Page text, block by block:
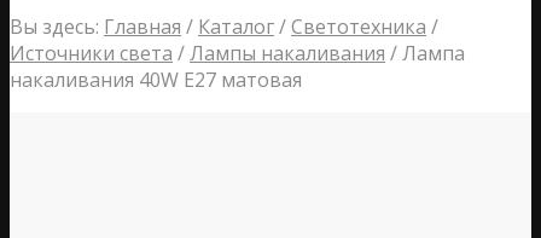
Вы здесь: Главная / Каталог/Светотехника /
Источники света /Лампы накаливания /Лампа
накаливания 40W E27 матовая